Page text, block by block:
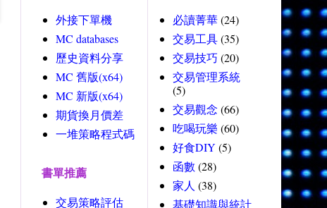
外接下單機
MC databases
歷史資料分享
MC 舊版(x64)
MC 新版(x64)
期貨換月價差
一堆策略程式碼
書單推薦
交易策略評估
必讀菁華(24)
交易工具(35)
交易技巧 (20)
交易管理系統
(5)
交易觀念 (66)
吃喝玩樂 (60)
好食DIY (5)
函數 (28)
家人 (38)
基礎知識與統計